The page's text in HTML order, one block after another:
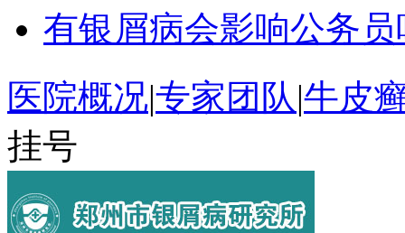
有银屑病会影响公务员
医院概况|专家团队|牛皮
挂号